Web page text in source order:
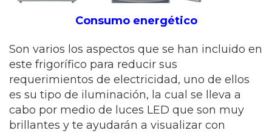
Consumo energético
Son varios los aspectos que se han incluido en
este frigorífico para reducir sus
requerimientos de electricidad, uno de ellos
es su tipo de iluminación, la cual se lleva a
cabo por medio de luces LED que son muy
brillantes y te ayudarán a visualizar con